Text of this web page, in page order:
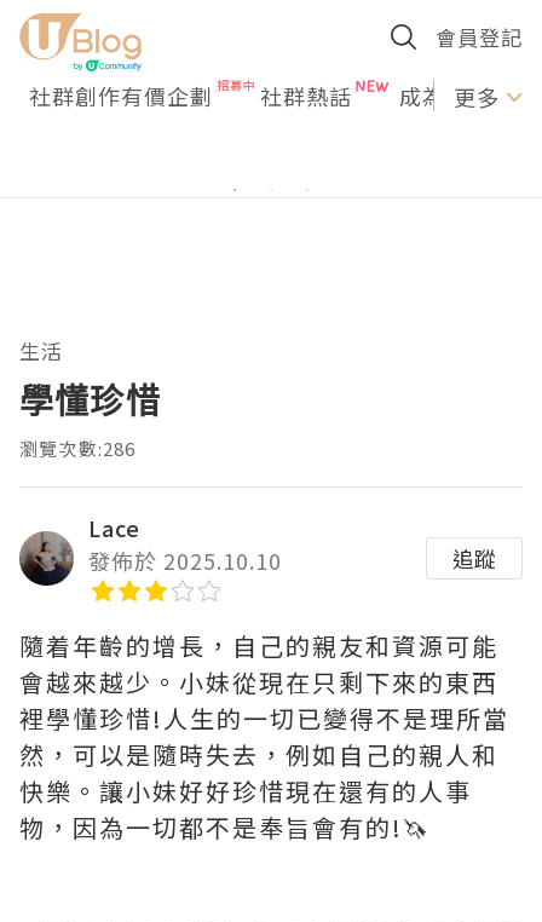
會員登記
社群創作有價企劃 社群熱話 成為U更多
生活
學懂珍惜
瀏覽次數:286
Lace
發佈於 2025.10.10
追蹤
隨着年齡的增長，自己的親友和資源可能
會越來越少。小妹從現在只剩下來的東西
裡學懂珍惜!人生的一切已變得不是理所當
然，可以是隨時失去，例如自己的親人和
快樂。讓小妹好好珍惜現在還有的人事
物，因為一切都不是奉旨會有的!🦄